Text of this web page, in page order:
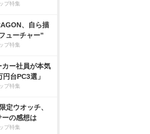
プ特集
、自ら描
ューチャー”
プ特集
ー社員が本気
台PC3選」
プ特集
定ウオッチ、
ーの感想は
プ特集